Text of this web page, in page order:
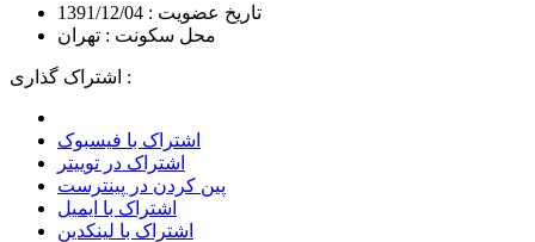
تاریخ عضویت : 1391/12/04
محل سکونت : تهران
اشتراک گذاری :
اشتراک با فیسبوک
اشتراک در توییتر
پین کردن در پینترست
اشتراک با ایمیل
اشتراک با لینکدین